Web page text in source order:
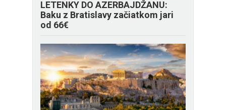
LETENKY DO AZERBAJDŽANU:
Baku z Bratislavy začiatkom jari
od 66€